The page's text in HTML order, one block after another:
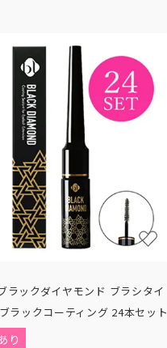
ラックダイヤモンド ブラシタイ
ラックコーティング 24本セット
り